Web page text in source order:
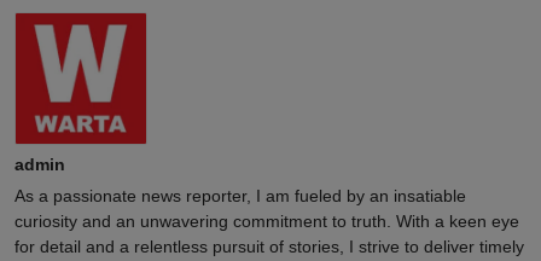
admin
As a passionate news reporter, I am fueled by an insatiable
curiosity and an unwavering commitment to truth. With a keen eye
for detail and a relentless pursuit of stories, I strive to deliver timely